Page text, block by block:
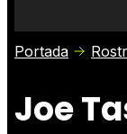
Críticas
Portada
Joe